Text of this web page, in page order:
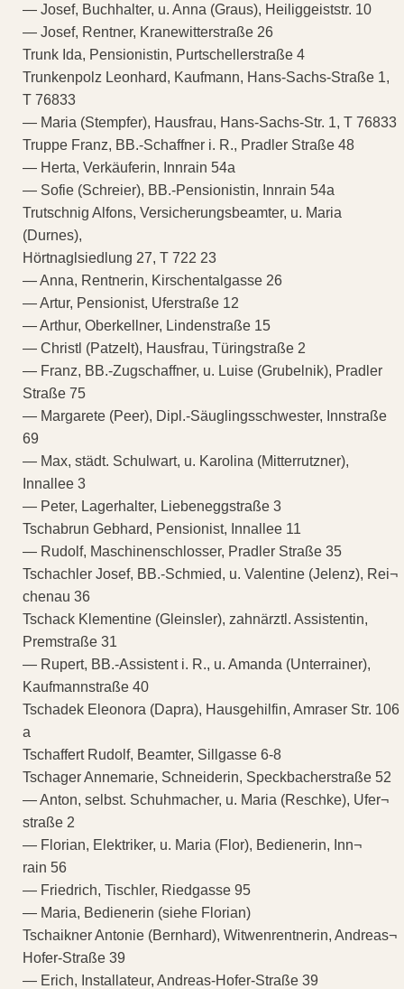
— Josef, Buchhalter, u. Anna (Graus), Heiliggeiststr. 10
— Josef, Rentner, Kranewitterstraße 26
Trunk Ida, Pensionistin, Purtschellerstraße 4
Trunkenpolz Leonhard, Kaufmann, Hans-Sachs-Straße 1,
T 76833
— Maria (Stempfer), Hausfrau, Hans-Sachs-Str. 1, T 76833
Truppe Franz, BB.-Schaffner i. R., Pradler Straße 48
— Herta, Verkäuferin, Innrain 54a
— Sofie (Schreier), BB.-Pensionistin, Innrain 54a
Trutschnig Alfons, Versicherungsbeamter, u. Maria
(Durnes),
Hörtnaglsiedlung 27, T 722 23
— Anna, Rentnerin, Kirschentalgasse 26
— Artur, Pensionist, Uferstraße 12
— Arthur, Oberkellner, Lindenstraße 15
— Christl (Patzelt), Hausfrau, Türingstraße 2
— Franz, BB.-Zugschaffner, u. Luise (Grubelnik), Pradler
Straße 75
— Margarete (Peer), Dipl.-Säuglingsschwester, Innstraße
69
— Max, städt. Schulwart, u. Karolina (Mitterrutzner),
Innallee 3
— Peter, Lagerhalter, Liebeneggstraße 3
Tschabrun Gebhard, Pensionist, Innallee 11
— Rudolf, Maschinenschlosser, Pradler Straße 35
Tschachler Josef, BB.-Schmied, u. Valentine (Jelenz), Rei¬
chenau 36
Tschack Klementine (Gleinsler), zahnärztl. Assistentin,
Premstraße 31
— Rupert, BB.-Assistent i. R., u. Amanda (Unterrainer),
Kaufmannstraße 40
Tschadek Eleonora (Dapra), Hausgehilfin, Amraser Str. 106
a
Tschaffert Rudolf, Beamter, Sillgasse 6-8
Tschager Annemarie, Schneiderin, Speckbacherstraße 52
— Anton, selbst. Schuhmacher, u. Maria (Reschke), Ufer¬
straße 2
— Florian, Elektriker, u. Maria (Flor), Bedienerin, Inn¬
rain 56
— Friedrich, Tischler, Riedgasse 95
— Maria, Bedienerin (siehe Florian)
Tschaikner Antonie (Bernhard), Witwenrentnerin, Andreas¬
Hofer-Straße 39
— Erich, Installateur, Andreas-Hofer-Straße 39